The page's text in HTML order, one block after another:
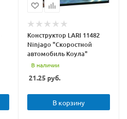
Конструктор LARI 11482
Ninjago "Скоростной
автомобиль Коула"
В наличии
21.25 руб.
В корзину